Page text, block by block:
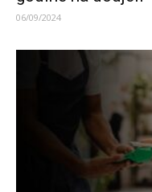
06/09/2024